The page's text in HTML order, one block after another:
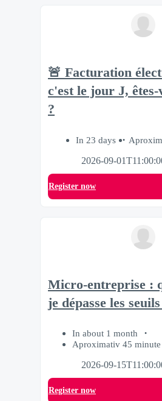
🚨 Facturation
c'est le jour J, êtes-
?
In 23 days
2026-09-
Register now
Micro-entreprise :
je dépasse les
In about 1 month
Aproximativ 45 minute
2026-09-
Register now